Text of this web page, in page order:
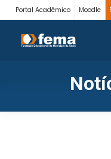
Portal Acadêmico Moodle